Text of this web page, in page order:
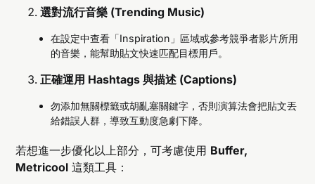
選對流行音樂 (Trending Music)
在設定中查看「Inspiration」區域或參考競爭者影片所用
的音樂，能幫助貼文快速匹配目標用戶。
正確運用 Hashtags 與描述 (Captions)
勿添加無關標籤或胡亂塞關鍵字，否則演算法會把貼文丟
給錯誤人群，導致互動度急劇下降。
若想進一步優化以上部分，可考慮使用 Buffer,
Metricool 這類工具：